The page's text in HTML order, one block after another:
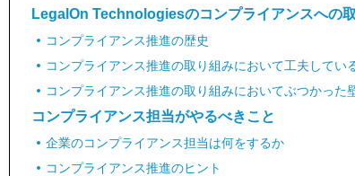
LegalOn Technologiesのコンプライアンスへの
コンプライアンス推進の歴史
コンプライアンス推進の取り組みにおいて工夫してい
コンプライアンス推進の取り組みにおいてぶつかった
コンプライアンス担当がやるべきこと
企業のコンプライアンス担当は何をするか
コンプライアンス推進のヒント